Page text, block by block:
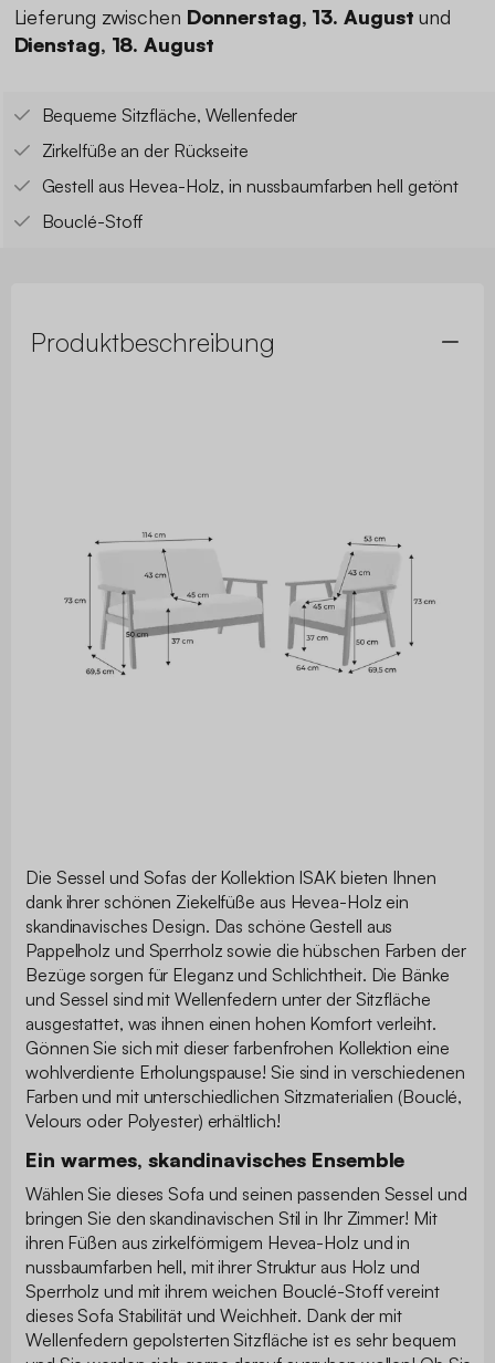
Lieferung zwischen Donnerstag, 13. August und
Dienstag, 18. August
Bequeme Sitzfläche, Wellenfeder
Zirkelfüße an der Rückseite
Gestell aus Hevea-Holz, in nussbaumfarben hell getönt
Bouclé-Stoff
Produktbeschreibung
Die Sessel und Sofas der Kollektion ISAK bieten Ihnen
dank ihrer schönen Ziekelfüße aus Hevea-Holz ein
skandinavisches Design. Das schöne Gestell aus
Pappelholz und Sperrholz sowie die hübschen Farben der
Bezüge sorgen für Eleganz und Schlichtheit. Die Bänke
und Sessel sind mit Wellenfedern unter der Sitzfläche
ausgestattet, was ihnen einen hohen Komfort verleiht.
Gönnen Sie sich mit dieser farbenfrohen Kollektion eine
wohlverdiente Erholungspause! Sie sind in verschiedenen
Farben und mit unterschiedlichen Sitzmaterialien (Bouclé,
Velours oder Polyester) erhältlich!
Ein warmes, skandinavisches Ensemble
Wählen Sie dieses Sofa und seinen passenden Sessel und
bringen Sie den skandinavischen Stil in Ihr Zimmer! Mit
ihren Füßen aus zirkelförmigem Hevea-Holz und in
nussbaumfarben hell, mit ihrer Struktur aus Holz und
Sperrholz und mit ihrem weichen Bouclé-Stoff vereint
dieses Sofa Stabilität und Weichheit. Dank der mit
Wellenfedern gepolsterten Sitzfläche ist es sehr bequem